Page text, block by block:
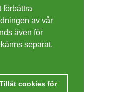
dit
förbättra
av vår
även för
separat.
cookies för